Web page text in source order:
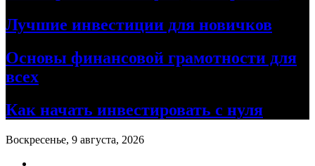
Лучшие инвестиции для новичков
Основы финансовой грамотности для
всех
Как начать инвестировать с нуля
Воскресенье, 9 августа, 2026